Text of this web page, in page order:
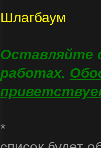
Шлагбаум
Оставляйте
работах.
*